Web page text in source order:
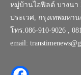
หมู่บ้านไอฟีลด์ บางนา
ประเวศ, กรุงเทพมหาน
โทร.086-910-9026 ,
email: